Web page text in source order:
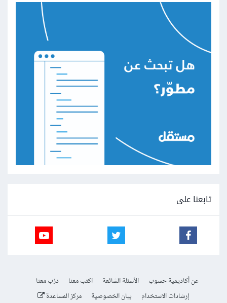
تابعنا على
عن أكاديمية حسوب الأسئلة الشائعة اكتب معنا
درّب معنا
إرشادات الاستخدام
بيان الخصوصية مركز المساعدة